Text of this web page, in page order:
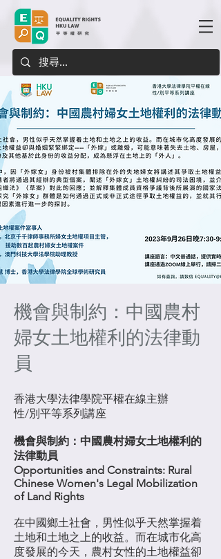
機會與制約：中國農村
婦女土地權利的法律動
員
香港大學法律學院平權在線主辦
性/別平等系列講座
機會與制約：中國農村婦女土地權利的
法律動員
Opportunities and Constraints: Rural
Chinese Women's Legal Mobilization
of Land Rights
在中國鄉土社會，男性似乎天然掌握着
土地和土地之上的收益。而在城市化高
度發展的今天，農村女性的土地權益卻